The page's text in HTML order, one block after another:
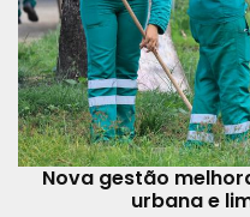
Nova gestão
urbana e